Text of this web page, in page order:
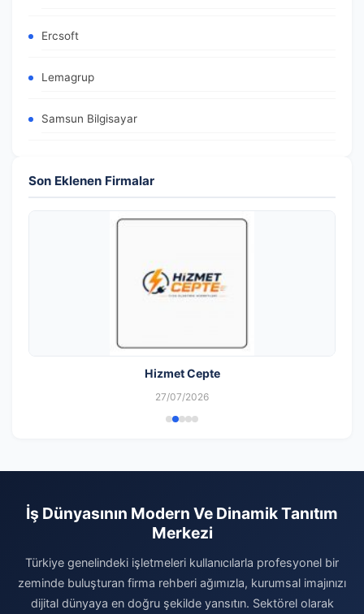
Ercsoft
Lemagrup
Samsun Bilgisayar
Son Eklenen Firmalar
Hizmet Cepte
27/07/2026
İş Dünyasının Modern Ve Dinamik Tanıtım
Merkezi
Türkiye genelindeki işletmeleri kullanıcılarla profesyonel bir
zeminde buluşturan firma rehberi ağımızla, kurumsal imajınızı
dijital dünyaya en doğru şekilde yansıtın. Sektörel olarak